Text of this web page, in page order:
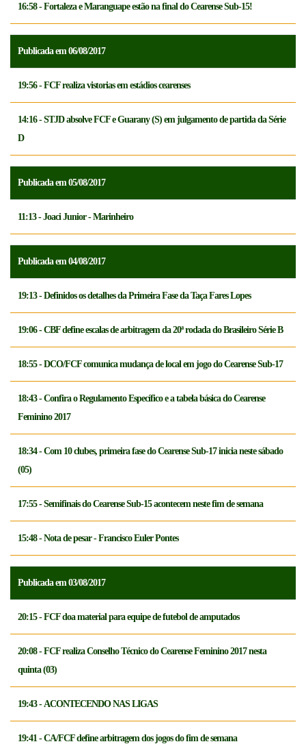
16:58 - Fortaleza e Maranguape estão na final do Cearense Sub-15!
Publicada em 06/08/2017
19:56 - FCF realiza vistorias em estádios cearenses
14:16 - STJD absolve FCF e Guarany (S) em julgamento de partida da Série
D
Publicada em 05/08/2017
11:13 - Joaci Junior - Marinheiro
Publicada em 04/08/2017
19:13 - Definidos os detalhes da Primeira Fase da Taça Fares Lopes
19:06 - CBF define escalas de arbitragem da 20ª rodada do Brasileiro Série B
18:55 - DCO/FCF comunica mudança de local em jogo do Cearense Sub-17
18:43 - Confira o Regulamento Específico e a tabela básica do Cearense
Feminino 2017
18:34 - Com 10 clubes, primeira fase do Cearense Sub-17 inicia neste sábado
(05)
17:55 - Semifinais do Cearense Sub-15 acontecem neste fim de semana
15:48 - Nota de pesar - Francisco Euler Pontes
Publicada em 03/08/2017
20:15 - FCF doa material para equipe de futebol de amputados
20:08 - FCF realiza Conselho Técnico do Cearense Feminino 2017 nesta
quinta (03)
19:43 - ACONTECENDO NAS LIGAS
19:41 - CA/FCF define arbitragem dos jogos do fim de semana